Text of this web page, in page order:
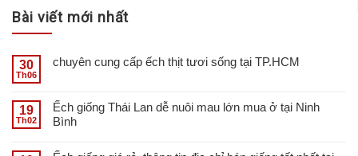
Bài viết mới nhất
30
Th06
chuyên cung cấp ếch thịt tươi sống tại TP.HCM
19
Th02
Ếch giống Thái Lan dễ nuôi mau lớn mua ở tại Ninh
Bình